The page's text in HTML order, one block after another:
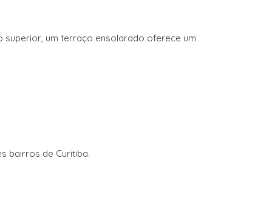
superior, um terraço ensolarado oferece um
bairros de Curitiba.